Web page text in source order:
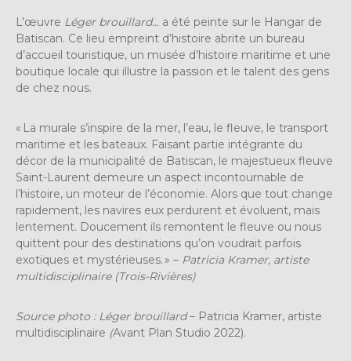
L’œuvre Léger brouillard… a été peinte sur le Hangar de
Batiscan. Ce lieu empreint d’histoire abrite un bureau
d’accueil touristique, un musée d’histoire maritime et une
boutique locale qui illustre la passion et le talent des gens
de chez nous.
« La murale s’inspire de la mer, l’eau, le fleuve, le transport
maritime et les bateaux. Faisant partie intégrante du
décor de la municipalité de Batiscan, le majestueux fleuve
Saint-Laurent demeure un aspect incontournable de
l’histoire, un moteur de l’économie. Alors que tout change
rapidement, les navires eux perdurent et évoluent, mais
lentement. Doucement ils remontent le fleuve ou nous
quittent pour des destinations qu’on voudrait parfois
exotiques et mystérieuses. » – Patricia Kramer, artiste
multidisciplinaire (Trois-Rivières)
Source photo : Léger brouillard– Patricia Kramer, artiste
multidisciplinaire (Avant Plan Studio 2022).